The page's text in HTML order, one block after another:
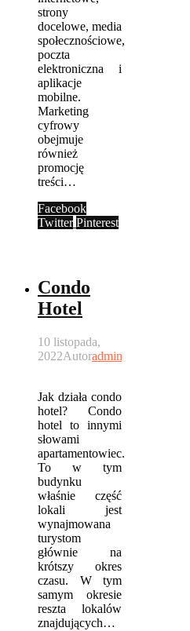
strony
docelowe, media
społecznościowe,
poczta
elektroniczna i
aplikacje
mobilne.
Marketing
cyfrowy
obejmuje
również
promocję
treści…
Facebook
Twitter Pinterest
Condo
Hotel
10 listopada,
2022Autoradmin
Jak działa condo
hotel? Condo
hotel to innymi
słowami
apartamentowiec.
To w tym
budynku
właśnie część
lokali jest
wynajmowana
turystom
głównie na
krótszy okres
czasu. W tym
samym okresie
reszta lokalów
znajdujących…